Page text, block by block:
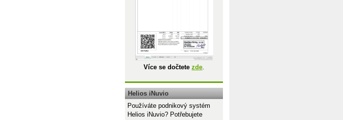
Více se dočtete zde.
Helios iNuvio
Používáte podnikový systém
Helios iNuvio? Potřebujete